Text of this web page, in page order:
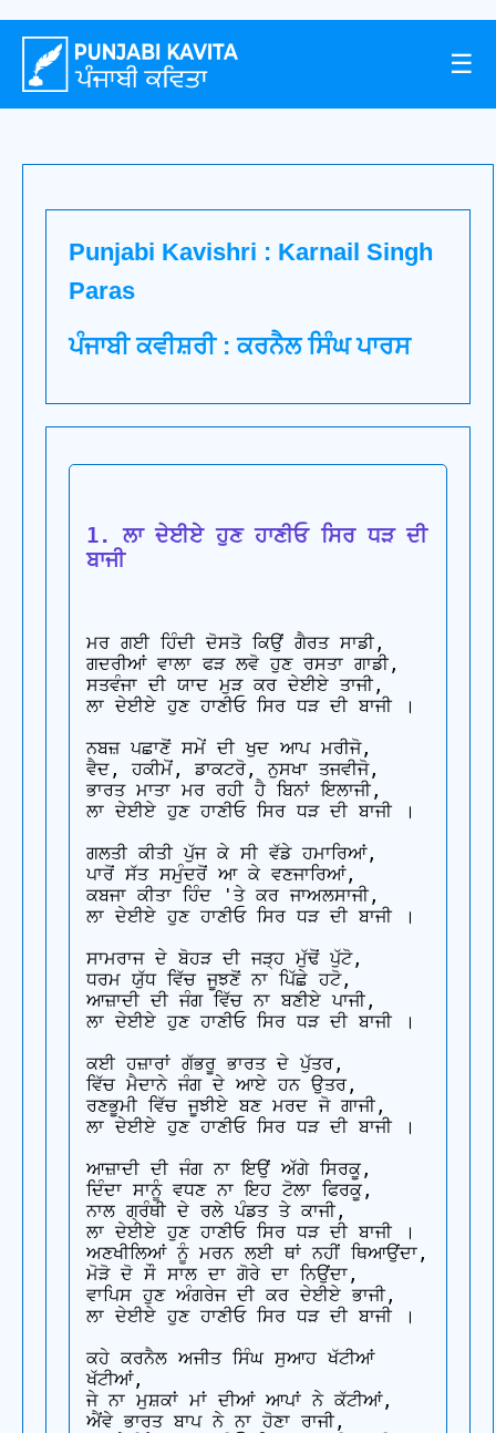
☰
Punjabi Kavishri : Karnail Singh
Paras
ਪੰਜਾਬੀ ਕਵੀਸ਼ਰੀ : ਕਰਨੈਲ ਸਿੰਘ ਪਾਰਸ
1. ਲਾ ਦੇਈਏ ਹੁਣ ਹਾਣੀਓ ਸਿਰ ਧੜ ਦੀ
ਬਾਜੀ
ਮਰ ਗਈ ਹਿੰਦੀ ਦੋਸਤੋ ਕਿਉਂ ਗੈਰਤ ਸਾਡੀ,
ਗਦਰੀਆਂ ਵਾਲਾ ਫੜ ਲਵੋ ਹੁਣ ਰਸਤਾ ਗਾਡੀ,
ਸਤਵੰਜਾ ਦੀ ਯਾਦ ਮੁੜ ਕਰ ਦੇਈਏ ਤਾਜੀ,
ਲਾ ਦੇਈਏ ਹੁਣ ਹਾਣੀਓ ਸਿਰ ਧੜ ਦੀ ਬਾਜੀ ।
ਨਬਜ਼ ਪਛਾਣੋਂ ਸਮੇਂ ਦੀ ਖੁਦ ਆਪ ਮਰੀਜੋ,
ਵੈਦ, ਹਕੀਮੋਂ, ਡਾਕਟਰੋ, ਨੁਸਖਾ ਤਜਵੀਜੋ,
ਭਾਰਤ ਮਾਤਾ ਮਰ ਰਹੀ ਹੈ ਬਿਨਾਂ ਇਲਾਜੀ,
ਲਾ ਦੇਈਏ ਹੁਣ ਹਾਣੀਓ ਸਿਰ ਧੜ ਦੀ ਬਾਜੀ ।
ਗਲਤੀ ਕੀਤੀ ਪੁੱਜ ਕੇ ਸੀ ਵੱਡੇ ਹਮਾਰਿਆਂ,
ਪਾਰੋਂ ਸੱਤ ਸਮੁੰਦਰੋਂ ਆ ਕੇ ਵਣਜਾਰਿਆਂ,
ਕਬਜਾ ਕੀਤਾ ਹਿੰਦ 'ਤੇ ਕਰ ਜਾਅਲਸਾਜੀ,
ਲਾ ਦੇਈਏ ਹੁਣ ਹਾਣੀਓ ਸਿਰ ਧੜ ਦੀ ਬਾਜੀ ।
ਸਾਮਰਾਜ ਦੇ ਬੋਹੜ ਦੀ ਜੜ੍ਹ ਮੁੱਢੋਂ ਪੁੱਟੋ,
ਧਰਮ ਯੁੱਧ ਵਿੱਚ ਜੂਝਣੋਂ ਨਾ ਪਿੱਛੇ ਹਟੋ,
ਆਜ਼ਾਦੀ ਦੀ ਜੰਗ ਵਿੱਚ ਨਾ ਬਣੀਏ ਪਾਜੀ,
ਲਾ ਦੇਈਏ ਹੁਣ ਹਾਣੀਓ ਸਿਰ ਧੜ ਦੀ ਬਾਜੀ ।
ਕਈ ਹਜ਼ਾਰਾਂ ਗੱਭਰੂ ਭਾਰਤ ਦੇ ਪੁੱਤਰ,
ਵਿੱਚ ਮੈਦਾਨੇ ਜੰਗ ਦੇ ਆਏ ਹਨ ਉਤਰ,
ਰਣਭੂਮੀ ਵਿੱਚ ਜੂਝੀਏ ਬਣ ਮਰਦ ਜੋ ਗਾਜੀ,
ਲਾ ਦੇਈਏ ਹੁਣ ਹਾਣੀਓ ਸਿਰ ਧੜ ਦੀ ਬਾਜੀ ।
ਆਜ਼ਾਦੀ ਦੀ ਜੰਗ ਨਾ ਇਉਂ ਅੱਗੇ ਸਿਰਕੂ,
ਦਿੰਦਾ ਸਾਨੂੰ ਵਧਣ ਨਾ ਇਹ ਟੋਲਾ ਫਿਰਕੂ,
ਨਾਲ ਗ੍ਰੰਥੀ ਦੇ ਰਲੇ ਪੰਡਤ ਤੇ ਕਾਜੀ,
ਲਾ ਦੇਈਏ ਹੁਣ ਹਾਣੀਓ ਸਿਰ ਧੜ ਦੀ ਬਾਜੀ ।
ਅਣਖੀਲਿਆਂ ਨੂੰ ਮਰਨ ਲਈ ਥਾਂ ਨਹੀਂ ਥਿਆਉਂਦਾ,
ਮੋੜੋ ਦੋ ਸੌ ਸਾਲ ਦਾ ਗੋਰੇ ਦਾ ਨਿਉਂਦਾ,
ਵਾਪਿਸ ਹੁਣ ਅੰਗਰੇਜ ਦੀ ਕਰ ਦੇਈਏ ਭਾਜੀ,
ਲਾ ਦੇਈਏ ਹੁਣ ਹਾਣੀਓ ਸਿਰ ਧੜ ਦੀ ਬਾਜੀ ।
ਕਹੇ ਕਰਨੈਲ ਅਜੀਤ ਸਿੰਘ ਸੁਆਹ ਖੱਟੀਆਂ
ਖੱਟੀਆਂ,
ਜੇ ਨਾ ਮੁਸ਼ਕਾਂ ਮਾਂ ਦੀਆਂ ਆਪਾਂ ਨੇ ਕੱਟੀਆਂ,
ਐਂਵੇ ਭਾਰਤ ਬਾਪ ਨੇ ਨਾ ਹੋਣਾ ਰਾਜੀ,